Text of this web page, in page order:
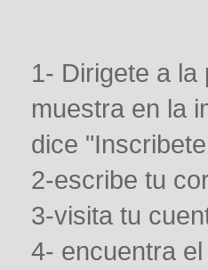
1- Dirigete a
muestra en la
dice
2-escribe tu
3-visita tu
4- encuentra